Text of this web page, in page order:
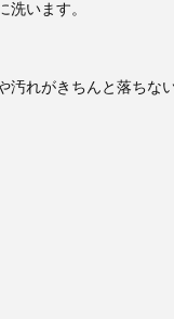
います。
汚れがきちんと落ちな